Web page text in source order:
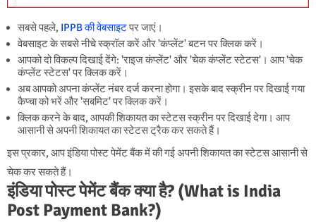
सबसे पहले, IPPB की वेबसाइटपर जाएं।
वेबसाइट के सबसे नीचे स्क्रॉल करें और 'कंप्लेंट' बटन पर क्लिक करें।
आपको दो विकल्प दिखाई देंगे: 'राइज कंप्लेंट' और 'चेक कंप्लेंट स्टेटस'। आप 'चेक
कंप्लेंट स्टेटस' पर क्लिक करें।
अब आपको अपना कंप्लेंट नंबर दर्ज करना होगा। इसके बाद स्क्रीन पर दिखाई गया
कैप्चा को भरें और 'सबमिट' पर क्लिक करें।
क्लिक करने के बाद, आपकी शिकायत का स्टेटस स्क्रीन पर दिखाई देगा। आप
आसानी से अपनी शिकायत का स्टेटस ट्रैक कर सकते हैं।
इस प्रकार, आप इंडिया पोस्ट पेमेंट बैंक में की गई अपनी शिकायत का स्टेटस आसानी से
चेक कर सकते हैं।
इंडिया पोस्ट पेमेंट बैंक क्या है? (What is India
Post Payment Bank?)